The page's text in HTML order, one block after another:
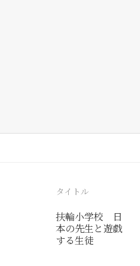
タイトル
扶輪小学校 日
本の先生と遊戯
する生徒